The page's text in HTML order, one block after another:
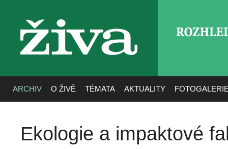
živa
ARCHIV O ŽIVĚ TÉMATA AKTUALITY
Ekologie a impaktové